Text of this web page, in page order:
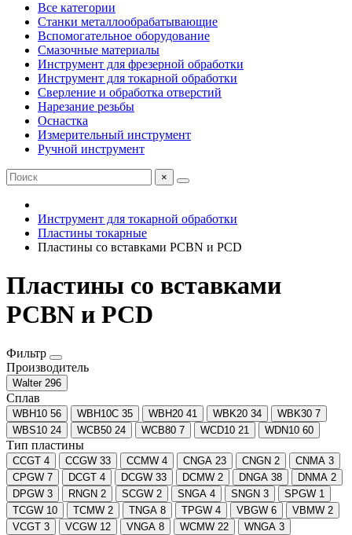
Все категории
Станки металлообрабатывающие
Вспомогательное оборудование
Смазочные материалы
Инструмент для фрезерной обработки
Инструмент для токарной обработки
Сверление и обработка отверстий
Нарезание резьбы
Оснастка
Измерительный инструмент
Ручной инструмент
×
Инструмент для токарной обработки
Пластины токарные
Пластины со вставками PCBN и PCD
Пластины со вставками
PCBN и PCD
Фильтр
Производитель
Walter 296
Сплав
WBH10 56 WBH10C 35 WBH20 41 WBK20 34 WBK30 7
WBS10 24 WCB50 24 WCB80 7 WCD10 21 WDN10 60
Тип пластины
CCGT 4 CCGW 33 CCMW 4 CNGA 23 CNGN 2 CNMA 3
CPGW 7 DCGT 4 DCGW 33 DCMW 2 DNGA 38 DNMA 2
DPGW 3 RNGN 2 SCGW 2 SNGA 4 SNGN 3 SPGW 1
TCGW 10 TCMW 2 TNGA 8 TPGW 4 VBGW 6 VBMW 2
VCGT 3 VCGW 12 VNGA 8 WCMW 22 WNGA 3